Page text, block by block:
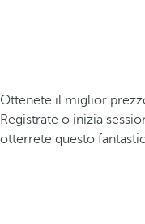
Ottenete il miglior
Registrate o inizia
otterrete questo